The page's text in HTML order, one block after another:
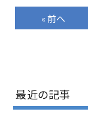
« 前へ
最近の記事